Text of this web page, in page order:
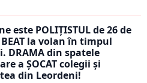
este POLIȚISTUL de 26 de
la volan în timpul
DRAMA din spatele
a ȘOCAT colegii și
din Leordeni!